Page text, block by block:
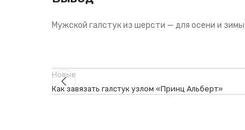
Мужской галстук из шерсти — для осени и
Новые
Как завязать галстук узлом «Принц Альберт»